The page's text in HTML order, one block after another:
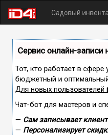
Садовый
Сервис онлайн-записи
Тот, кто работает в
бюджетный и
Для новых пользователей
Чат-бот для мастеров и
— Сам записывает
— Персонализирует